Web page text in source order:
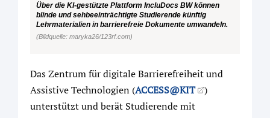
Über die KI-gestützte Plattform IncluDocs BW können
blinde und sehbeeinträchtigte Studierende künftig
Lehrmaterialien in barrierefreie Dokumente umwandeln.
(Bildquelle: maryka26/123rf.com)
Das Zentrum für digitale Barrierefreiheit und
Assistive Technologien (ACCESS@KIT
)
unterstützt und berät Studierende mit